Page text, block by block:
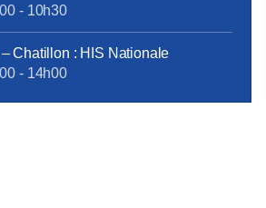
- 10h30
Chatillon : HIS Nationale
- 14h00